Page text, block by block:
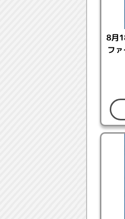
【賞
2026
※応
【注
●本キ
●観覧
●未成
●本キ
報の
●複数
（550
●口数
8月
フ